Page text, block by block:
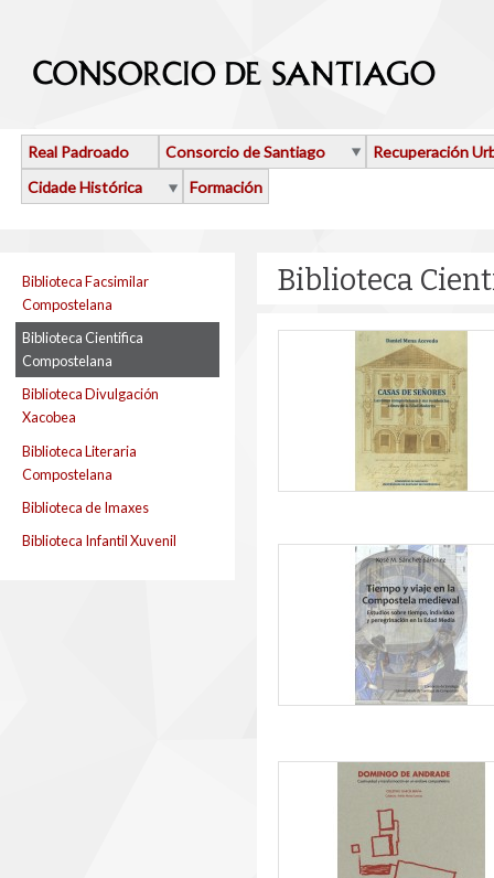
Real Padroado Consorcio de Santiago
Recuperación
Cidade Histórica
Formación
Biblioteca Facsimilar
Compostelana
Biblioteca Cientifica
Compostelana
Biblioteca Divulgación
Xacobea
Biblioteca Literaria
Compostelana
Biblioteca de Imaxes
Biblioteca Infantil Xuvenil
Biblioteca